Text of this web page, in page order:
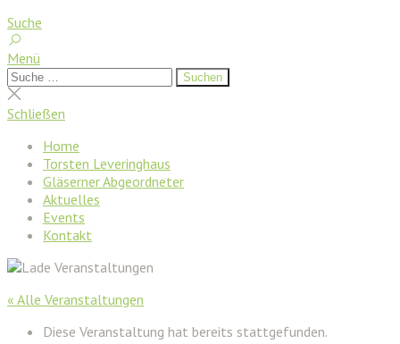
Suche
Menü
Suchen
nach:
Suchen
Suche
schließen
Schließen
Home
Torsten Leveringhaus
Gläserner Abgeordneter
Aktuelles
Events
Kontakt
« Alle Veranstaltungen
Diese Veranstaltung hat bereits stattgefunden.